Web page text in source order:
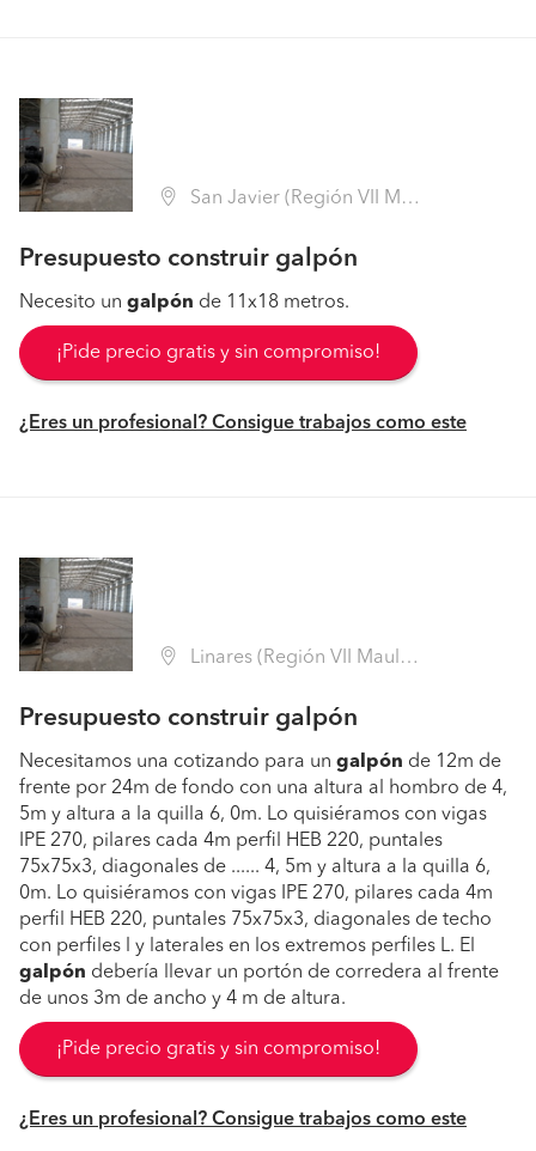
San Javier (Región VII Maule - Linares)
Presupuesto construir galpón
Necesito un galpón de 11x18 metros.
¡Pide precio gratis y sin compromiso!
¿Eres un profesional? Consigue trabajos como este
Linares (Región VII Maule - Linares)
Presupuesto construir galpón
Necesitamos una cotizando para un galpón de 12m de
frente por 24m de fondo con una altura al hombro de 4,
5m y altura a la quilla 6, 0m. Lo quisiéramos con vigas
IPE 270, pilares cada 4m perfil HEB 220, puntales
75x75x3, diagonales de ...... 4, 5m y altura a la quilla 6,
0m. Lo quisiéramos con vigas IPE 270, pilares cada 4m
perfil HEB 220, puntales 75x75x3, diagonales de techo
con perfiles l y laterales en los extremos perfiles L. El
galpón debería llevar un portón de corredera al frente
de unos 3m de ancho y 4 m de altura.
¡Pide precio gratis y sin compromiso!
¿Eres un profesional? Consigue trabajos como este